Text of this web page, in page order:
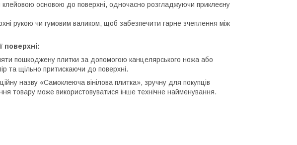
основою до поверхні, одночасно розгладжуючи приклеєну
рукою чи гумовим валиком, щоб забезпечити гарне зчеплення між
поверхні:
пошкоджену плитки за допомогою канцелярського ножа або
та щільно притискаючи до поверхні.
назву «Самоклеюча вінілова плитка», зручну для покупців
товару може використовуватися інше технічне найменування.